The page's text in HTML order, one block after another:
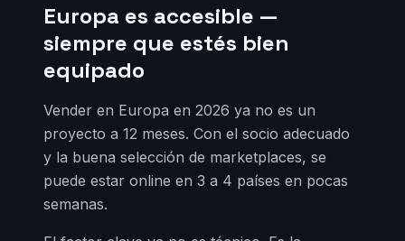
Europa es accesible —
siempre que estés bien
equipado
Vender en Europa en 2026 ya no es un
proyecto a 12 meses. Con el socio adecuado
y la buena selección de marketplaces, se
puede estar online en 3 a 4 países en pocas
semanas.